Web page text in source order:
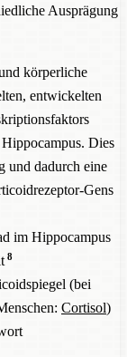
Ausprägung
körperliche
entwickelten
Dies
und dadurch eine
Gens
im Hippocampus
8
(bei
Cortisol)